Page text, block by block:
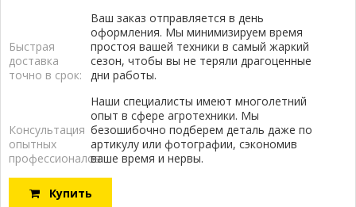
Быстрая
доставка
точно в срок:
Ваш заказ отправляется в день
оформления. Мы минимизируем время
простоя вашей техники в самый жаркий
сезон, чтобы вы не теряли драгоценные
дни работы.
Консультация
опытных
профессионалов:
Наши специалисты имеют многолетний
опыт в сфере агротехники. Мы
безошибочно подберем деталь даже по
артикулу или фотографии, сэкономив
ваше время и нервы.
Купить